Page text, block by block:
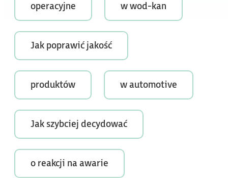
operacyjne w wod-kan
Jak poprawić jakość
produktów w automotive
Jak szybciej decydować
o reakcji na awarie